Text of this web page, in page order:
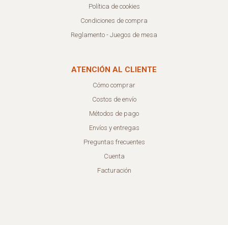
Política de cookies
Condiciones de compra
Reglamento - Juegos de mesa
ATENCIÓN AL CLIENTE
Cómo comprar
Costos de envío
Métodos de pago
Envíos y entregas
Preguntas frecuentes
Cuenta
Facturación